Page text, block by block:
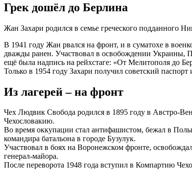
Грек дошёл до Берлина
Жан Захари родился в семье греческого подданного
В 1941 году Жан рвался на фронт, и в суматохе в
дважды ранен. Участвовал в освобождении Украины,
ещё была надпись на рейхстаге: «От Мелитополя до
Только в 1954 году Захари получил советский
Из лагерей – на фронт
Чех Людвик Свобода родился в 1895 году в Австро-
Чехословакию.
Во время оккупации стал антифашистом, бежал в
командира батальона в городе Бузулук.
Участвовал в боях на Воронежском фронте,
генерал-майора.
После переворота 1948 года вступил в Компартию